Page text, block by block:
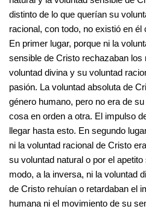
distinto de lo que querían su
racional, con todo, no existió en
En primer lugar, porque ni la
sensible de Cristo rechazaban
voluntad divina y su voluntad
pasión. La voluntad absoluta de
género humano, pero no era de
cosa en orden a otra. El impulso
llegar hasta esto. En segundo
ni la voluntad racional de Cristo
su voluntad natural o por el
modo, a la inversa, ni la voluntad
de Cristo rehuían o retardaban el
humana ni el movimiento de su